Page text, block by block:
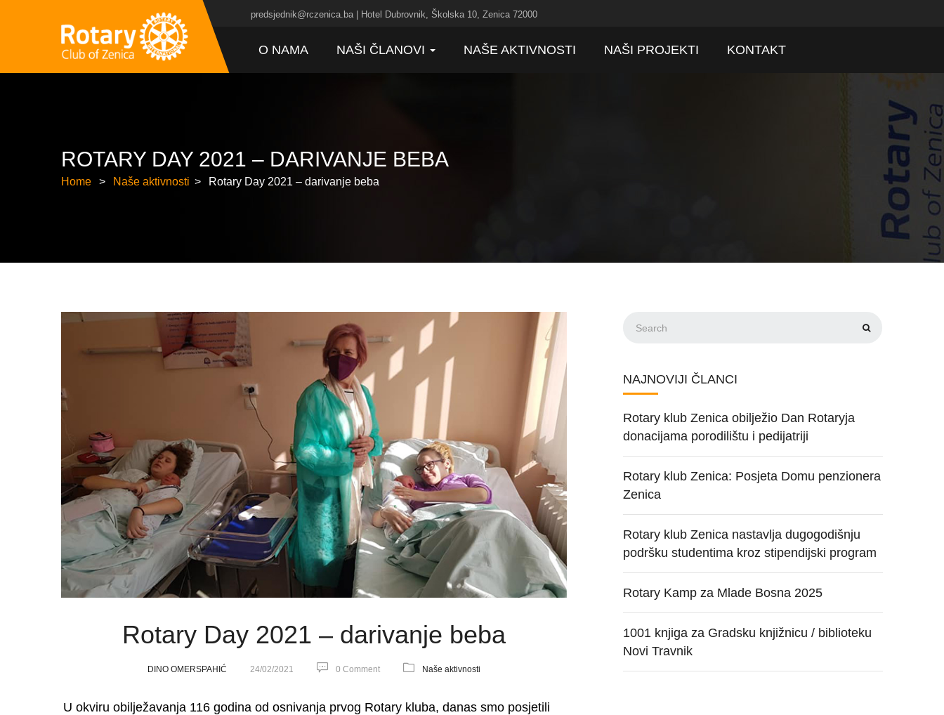
predsjednik@rczenica.ba | Hotel Dubrovnik, Školska 10, Zenica 72000
O NAMA NAŠI ČLANOVI NAŠE AKTIVNOSTI NAŠI PROJEKTI KONTAKT
ROTARY DAY 2021 – DARIVANJE BEBA
Home Naše aktivnosti Rotary Day 2021 – darivanje beba
Rotary Day 2021 – darivanje beba
DINO OMERSPAHIĆ 24/02/2021 0 Comment Naše aktivnosti
U okviru obilježavanja 116 godina od osnivanja prvog Rotary kluba, danas smo posjetili
NAJNOVIJI ČLANCI
Rotary klub Zenica obilježio Dan Rotaryja
donacijama porodilištu i pedijatriji
Rotary klub Zenica: Posjeta Domu penzionera
Zenica
Rotary klub Zenica nastavlja dugogodišnju
podršku studentima kroz stipendijski program
Rotary Kamp za Mlade Bosna 2025
1001 knjiga za Gradsku knjižnicu / biblioteku
Novi Travnik